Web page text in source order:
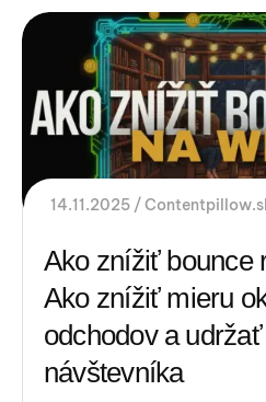
14.11.2025
Ako znížiť bounce
Ako znížiť mieru
odchodov a
návštevníka